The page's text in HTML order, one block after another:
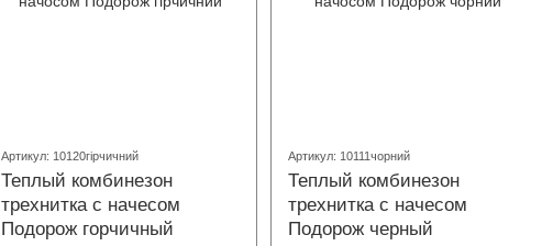
Артикул: 10120гірчичний
Теплый комбинезон
трехнитка с начесом
Подорож горчичный
Артикул: 10111чорний
Теплый комбинезон
трехнитка с начесом
Подорож черный